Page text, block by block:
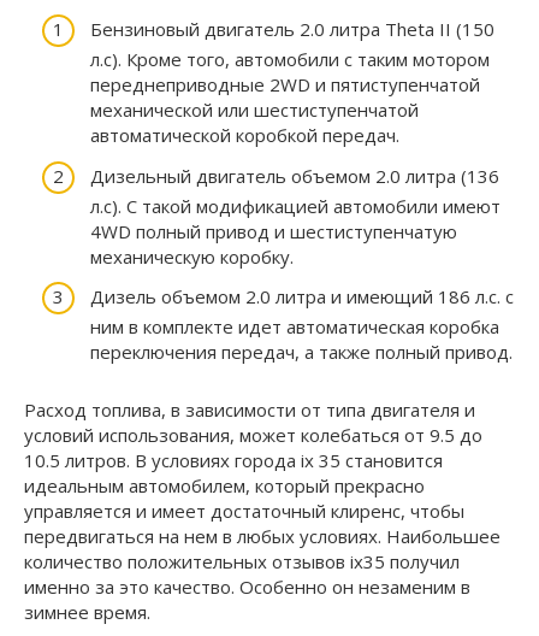
Бензиновый двигатель 2.0 литра Theta II (150
л.с). Кроме того, автомобили с таким мотором
переднеприводные 2WD и пятиступенчатой
механической или шестиступенчатой
автоматической коробкой передач.
Дизельный двигатель объемом 2.0 литра (136
л.с). С такой модификацией автомобили имеют
4WD полный привод и шестиступенчатую
механическую коробку.
Дизель объемом 2.0 литра и имеющий 186 л.с. с
ним в комплекте идет автоматическая коробка
переключения передач, а также полный привод.
Расход топлива, в зависимости от типа двигателя и
условий использования, может колебаться от 9.5 до
10.5 литров. В условиях города ix 35 становится
идеальным автомобилем, который прекрасно
управляется и имеет достаточный клиренс, чтобы
передвигаться на нем в любых условиях. Наибольшее
количество положительных отзывов ix35 получил
именно за это качество. Особенно он незаменим в
зимнее время.